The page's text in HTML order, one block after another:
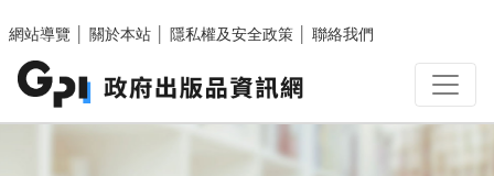
網站導覽
關於本站 隱私權及安全政策 聯絡我們